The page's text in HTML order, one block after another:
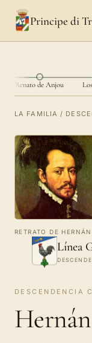
Principe di
Renato de Anjou
LA FAMILIA /
RETRATO DE
Línea
DESCENDENCIA